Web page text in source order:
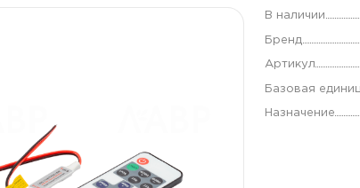
В наличии
Бренд
Артикул
Базовая
Назначение